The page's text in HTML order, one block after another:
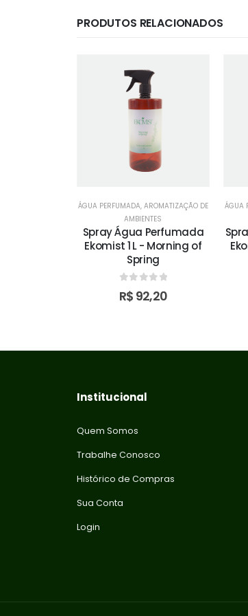
PRODUTOS RELACIONADOS
ÁGUA PERFUMADA, AROMATIZAÇÃO DE
AMBIENTES
Spray Água Perfumada
Ekomist 1 L - Morning of
Spring
out of 5
R$ 92,20
ÁGUA
Institucional
Quem Somos
Trabalhe Conosco
Histórico de Compras
Sua Conta
Login